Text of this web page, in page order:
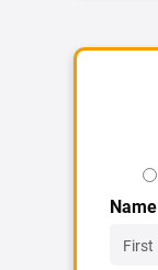
Name